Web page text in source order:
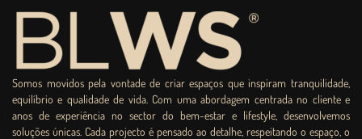
Somos movidos pela vontade de criar espaços que inspiram tranquilidade,
equilíbrio e qualidade de vida. Com uma abordagem centrada no cliente e
anos de experiência no sector do bem-estar e lifestyle, desenvolvemos
soluções únicas. Cada projecto é pensado ao detalhe, respeitando o espaço, o